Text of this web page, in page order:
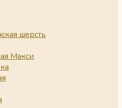
шерсть
Макси